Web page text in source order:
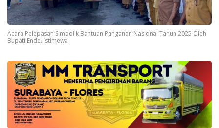
Acara Pelepasan Simbolik Bantuan Panganan Nasional Tahun 2025 Oleh
Bupati Ende. Istimewa